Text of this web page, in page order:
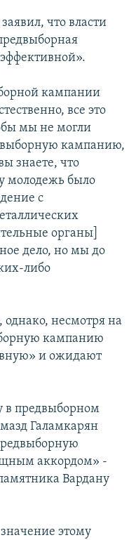
что власти
кампании
все это
мы не могли
кампанию,
знаете, что
молодежь было
с
органы]
дело, но мы до
либо
несмотря на
кампанию
и ожидают
в предвыборном
Галамкарян
аккордом» -
Вардану
этому